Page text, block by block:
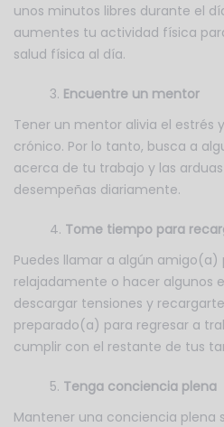
unos minutos libres durante el
aumentes tu actividad física
salud física al día.
Encuentre un mentor
Tener un mentor alivia el estrés
crónico. Por lo tanto, busca a
acerca de tu trabajo y las
desempeñas diariamente.
Tome tiempo para
Puedes llamar a algún amigo(a)
relajadamente o hacer algunos
descargar tensiones y
preparado(a) para regresar a
cumplir con el restante de tus
Tenga conciencia plena
Mantener una conciencia plena